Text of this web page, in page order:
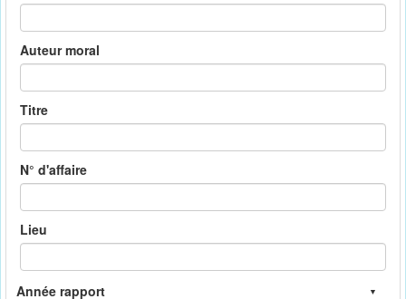
Auteur moral
Titre
N° d'affaire
Lieu